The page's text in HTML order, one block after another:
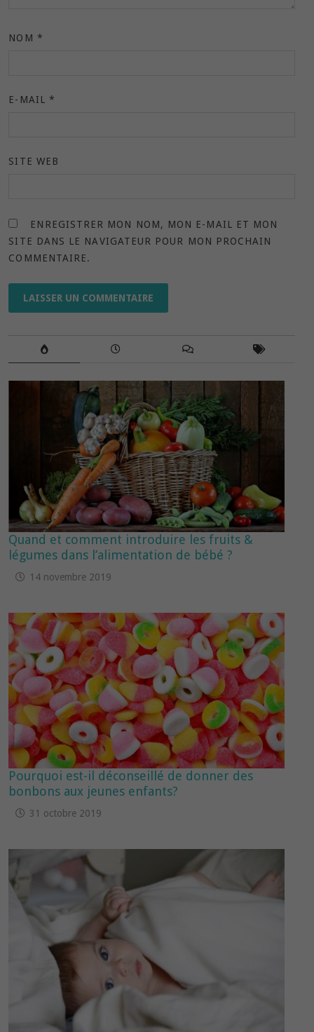
NOM *
E-MAIL *
SITE WEB
ENREGISTRER MON NOM, MON E-MAIL ET MON
SITE DANS LE NAVIGATEUR POUR MON PROCHAIN
COMMENTAIRE.
Quand et comment introduire les fruits &
légumes dans l’alimentation de bébé ?
14 novembre 2019
Pourquoi est-il déconseillé de donner des
bonbons aux jeunes enfants?
31 octobre 2019